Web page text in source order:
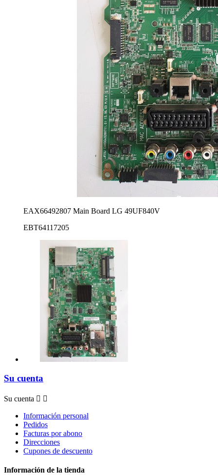
EAX66492807 Main Board LG 49UF840V
EBT64117205
Su cuenta
Su cuenta  
Información personal
Pedidos
Facturas por abono
Direcciones
Cupones de descuento
Información de la tienda